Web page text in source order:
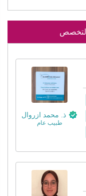
ذ. محمد ازروال
طبيب عام